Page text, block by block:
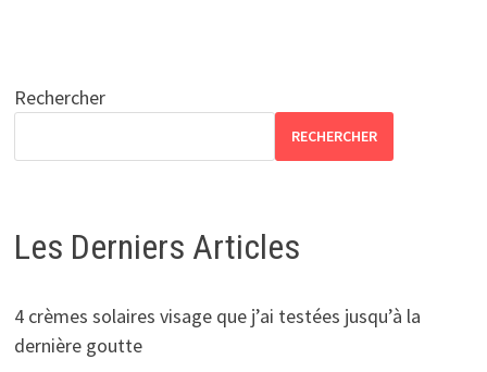
Rechercher
RECHERCHER
Les Derniers Articles
4 crèmes solaires visage que j’ai testées jusqu’à la
dernière goutte